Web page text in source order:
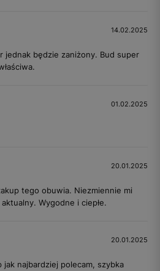
14.02.2025
jednak będzie zaniżony. Bud super
01.02.2025
20.01.2025
tego obuwia. Niezmiennie mi
Wygodne i ciepłe.
20.01.2025
najbardziej polecam, szybka